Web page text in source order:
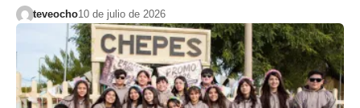
teveocho10 de julio de 2026